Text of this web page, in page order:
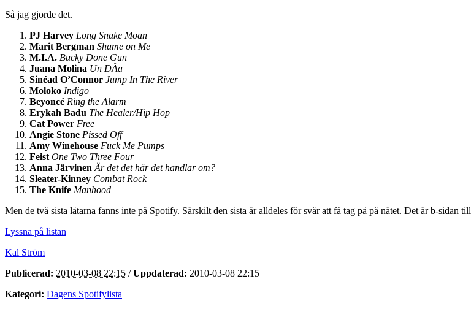
Så jag gjorde det.
PJ Harvey Long Snake Moan
Marit Bergman Shame on Me
M.I.A. Bucky Done Gun
Juana Molina Un DÃ­a
Sinéad O’Connor Jump In The River
Moloko Indigo
Beyoncé Ring the Alarm
Erykah Badu The Healer/Hip Hop
Cat Power Free
Angie Stone Pissed Off
Amy Winehouse Fuck Me Pumps
Feist One Two Three Four
Anna Järvinen Är det det här det handlar om?
Sleater-Kinney Combat Rock
The Knife Manhood
Men de två sista låtarna fanns inte på Spotify. Särskilt den sista är alldeles för svår att få tag på på nätet. Det är b-sidan till
Lyssna på listan
Kal Ström
Publicerad: 2010-03-08 22:15 /Uppdaterad: 2010-03-08 22:15
Kategori: Dagens Spotifylista